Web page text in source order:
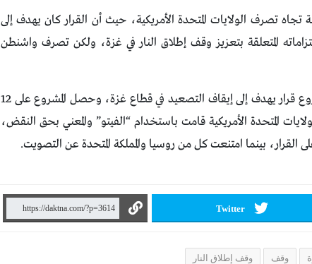
تصرف الولايات المتحدة الأمريكية، حيث أن القرار كان يهدف إلى
المتعلقة بتعزيز وقف إطلاق النار في غزة، ولكن تصرف واشنطن
جدير بالذكر، أن “البرازيل” عملت على صياغة مشروع قرار يهدف إلى إيقاف التصعيد في قطاع غزة، وحصل المشروع على 12
أن الولايات المتحدة الأمريكية قامت باستخدام “الفيتو” والمعني بحق النقض،
بينما امتنعت كل من روسيا والمملكة المتحدة عن التصويت.
Twitter
وقف وقف إطلاق النار